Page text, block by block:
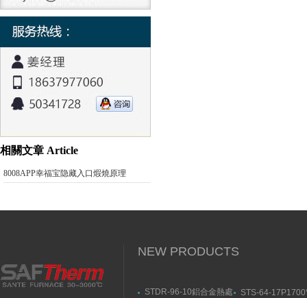
相關文章 Article
8008APP幸福宝隐藏入口煆燒原理
NEW PRODUCTS
STDR-96-10鋁合金熱處
STS-64-